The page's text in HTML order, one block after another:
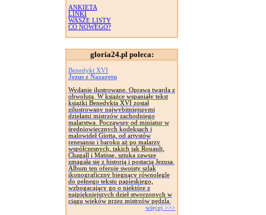
ANKIETA
LINKI
WASZE LISTY
CO NOWEGO?
gloria24.pl poleca:
Benedykt XVI
Jezus z Nazaretu
Wydanie ilustrowane. Oprawa twarda z
obwolutą. W książce wspaniały tekst
książki Benedykta XVI został
zilustrowany najwybitniejszymi
dziełami mistrzów zachodniego
malarstwa. Począwszy od miniatur w
średniowiecznych kodeksach i
malowideł Giotta, od artystów
renesansu i baroku aż po malarzy
współczesnych, takich jak Rouault,
Chagall i Matisse, sztuka zawsze
zmagała się z historią i postacią Jezusa.
Album ten oferuje swoisty szlak
ikonograficzny biegnący równolegle
do pełnego tekstu papieskiego,
wzbogacający go o niektóre z
najpiękniejszych dzieł stworzonych w
ciągu wieków przez mistrzów pędzla.
więcej >>>